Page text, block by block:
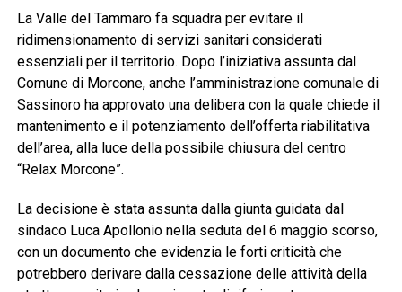
La Valle del Tammaro fa squadra per evitare il
ridimensionamento di servizi sanitari considerati
essenziali per il territorio. Dopo l’iniziativa assunta dal
Comune di Morcone, anche l’amministrazione comunale di
Sassinoroha approvato una delibera con la quale chiede il
mantenimento e il potenziamento dell’offerta riabilitativa
dell’area, alla luce della possibile chiusura del centro
“Relax Morcone”.
La decisione è stata assunta dalla giunta guidata dal
sindaco Luca Apollonio nella seduta del 6 maggio scorso,
con un documento che evidenzia le forti criticità che
potrebbero derivare dalla cessazione delle attività della